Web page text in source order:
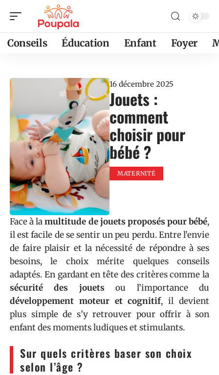
Conseils Éducation Enfant Foyer
16 décembre 2025
Jouets :
comment
choisir pour
bébé ?
MATERNITÉ
Face à lamultitude de jouets proposés pour bébé,
il est facile de se sentir un peu perdu. Entre l’envie
de faire plaisir et la nécessité de répondre à ses
besoins, le choix mérite quelques conseils
adaptés. En gardant en tête des critères comme la
sécurité des jouets ou l’importance du
développement moteur et cognitif, il devient
plus simple de s’y retrouver pour offrir à son
enfant des moments ludiques et stimulants.
Sur quels critères baser son choix
selon l’âge ?